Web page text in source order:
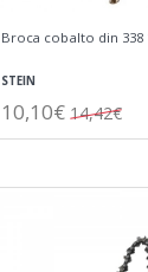
Broca cobalto din 338
STEIN
10,10€ 14,42€